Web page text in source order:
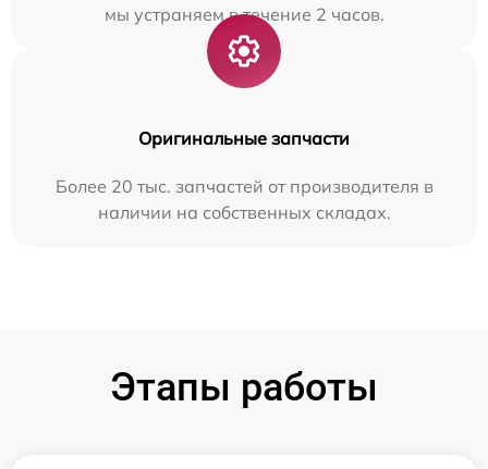
мы устраняем в течение 2 часов.
Оригинальные запчасти
Более 20 тыс. запчастей от производителя в
наличии на собственных складах.
Этапы работы